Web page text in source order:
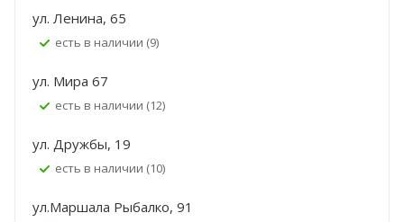
ул. Ленина, 65
Есть в наличии (9)
ул. Мира 67
Есть в наличии (12)
ул. Дружбы, 19
Есть в наличии (10)
ул.Маршала Рыбалко, 91